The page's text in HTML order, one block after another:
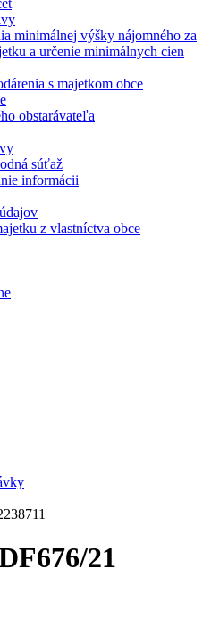
minimálnej výšky nájomného za
a určenie minimálnych cien
s majetkom obce
obstarávateľa
súťaž
informácii
z vlastníctva obce
21